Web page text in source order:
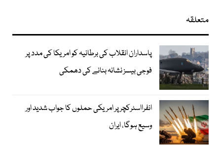
متعلقہ
پاسداران انقلاب کی برطانیہ کو امریکا کی مدد پر
فوجی بیسز نشانہ بنانے کی دھمکی
انفرااسٹرکچر پر امریکی حملوں کا جواب شدید اور
وسیع ہوگا، ایران